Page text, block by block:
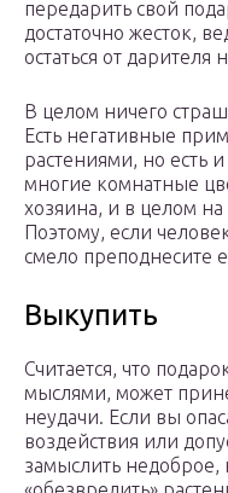
передарить свой
достаточно жесток,
остаться от дарителя
В целом ничего
Есть негативные
растениями, но есть
многие комнатные
хозяина, и в целом
Поэтому, если
смело преподнесите
Выкупить
Считается, что
мыслями, может
неудачи. Если вы
воздействия или
замыслить недоброе,